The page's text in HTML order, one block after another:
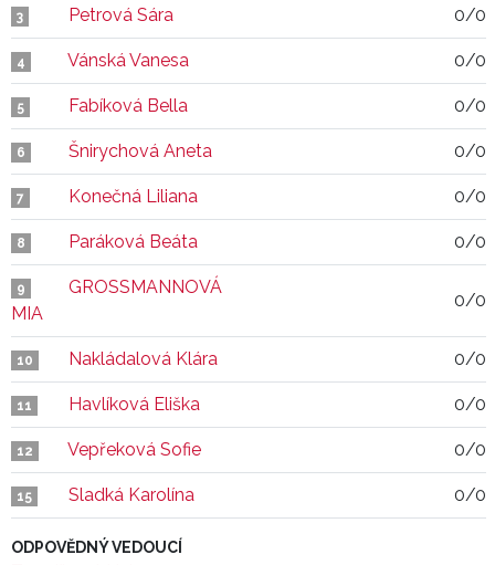
3 Petrová Sára 0/0
4 Vánská Vanesa 0/0
5 Fabíková Bella 0/0
6 Šnirychová Aneta 0/0
7 Konečná Liliana 0/0
8 Paráková Beáta 0/0
9
GROSSMANNOVÁ
MIA
0/0
10 Nakládalová Klára 0/0
11 Havlíková Eliška 0/0
12 Vepřeková Sofie 0/0
15 Sladká Karolína 0/0
ODPOVĚDNÝ VEDOUCÍ